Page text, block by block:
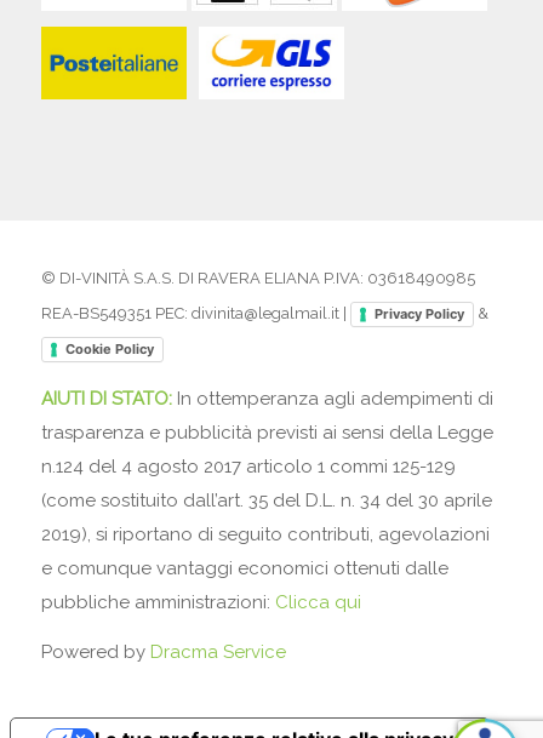
© DI-VINITÀ S.A.S. DI RAVERA ELIANA P.IVA: 03618490985
REA-BS549351 PEC: divinita@legalmail.it |
Privacy Policy &
Cookie Policy
AIUTI DI STATO: In ottemperanza agli adempimenti di
trasparenza e pubblicità previsti ai sensi della Legge
n.124 del 4 agosto 2017 articolo 1 commi 125-129
(come sostituito dall’art. 35 del D.L. n. 34 del 30 aprile
2019), si riportano di seguito contributi, agevolazioni
e comunque vantaggi economici ottenuti dalle
pubbliche amministrazioni: Clicca qui
Powered by Dracma Service